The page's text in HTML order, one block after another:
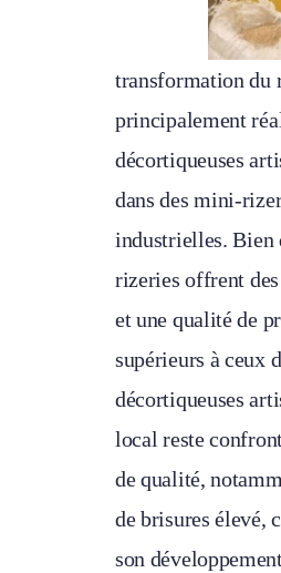
transformation du
principalement
décortiqueuses
dans des mini-
industrielles. Bien
rizeries offrent
et une qualité de
supérieurs à ceux
décortiqueuses
local reste
de qualité,
de brisures élevé,
son